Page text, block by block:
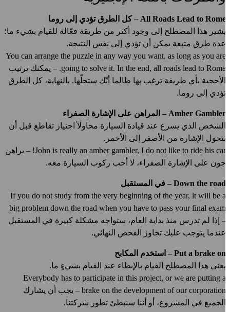
All Roads Lead to Rome – كل الطرق تؤدي إلى روما
يشير هذا المصطلح إلى وجود أكثر من طريقة فعّالة للقيام بشيء ما؛
عدة طرق متبعة يمكن أن تؤدي إلى نفس النتيجة.
You can arrange the puzzle in any way you want, as long as you are
going to solve it. In the end, all roads lead to Rome. – يمكنك ترتيب
الأحجية بأي طريقة ترغب بها طالما أنّك ستحلّها. بالنهاية، كل الطرق
تؤدي إلى روما.
Amber Gambler – المراهن على الإشارة الصفراء
الشخص الذي يسرع عند قيادة السيارة محاولاً اجتياز تقاطع قبل أن
تتحول الإشارة من الأصفر إلى الأحمر.
John is really an amber gambler, I do not like to ride his car! – يراهن
جون على الإشارة الصفراء، لا أحب ركوب السيارة معه.
Down the road – في المستقبل
If you do not study from the very beginning of the year, it will be a
big problem down the road when you have to pass your final exam
– إذا لم تدرس منذ بداية العام، ستواجه مشكلة كبيرة في المستقبل
عندما يتوجب عليك تجاوز الفحص النهائي.
Put a brake on – استخدم المكابح
يعني هذا المصطلح القيام بالإبطاء عند القيام بشيءٍ ما.
Everybody has to participate in this project, or we are putting a
brake on the development of our corporation – يجب أن يشارك
الجميع في المشروع، أو أننا سنبطئ تطور شركتنا.